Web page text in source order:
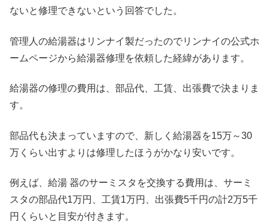
ないと修理できないという回答でした。
管理人の給湯器はリンナイ製だったのでリンナイの公式ホ
ームページから給湯器修理を依頼した経緯があります。
給湯器の修理の費用は、部品代、工賃、出張費で決まりま
す。
部品代も決まっていますので、新しく給湯器を15万～30
万くらい出すよりは修理したほうがかなり安いです。
例えば、給湯 器のサーミスタを交換する費用は、サーミ
スタの部品代1万円、工賃1万円、出張費5千円の計2万5千
円くらいと目安が付きます。